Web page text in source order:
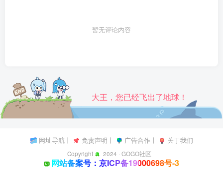
暂无评论内容
大王，您已经飞出了地球！
网址导航丨 免责声明 丨 广告合作丨 关于我们
Copyright 2024 ·GOGO社区
网站备案号：京ICP备19000698号-3